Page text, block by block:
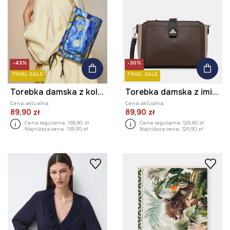
-43%
FINAL SALE
Torebka damska z kolekcji Eviva L'arte
Cena aktualna:
89,90 zł
Cena regularna: 159,90 zł
Najniższa cena: 159,90 zł
-30%
FINAL SALE
Torebka damska z imitacji skóry
Cena aktualna:
89,90 zł
Cena regularna: 129,90 zł
Najniższa cena: 129,90 zł